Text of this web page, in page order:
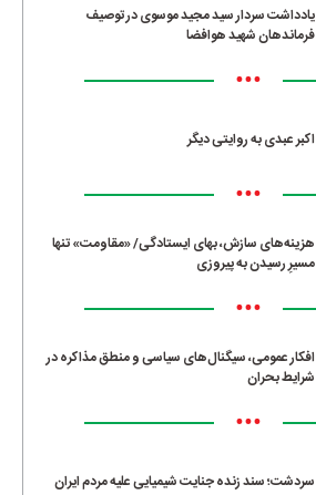
یادداشت سردار سید مجید موسوی در توصیف
فرماندهان شهید هوافضا
•••
اکبر عبدی به روایتی دیگر
•••
هزینه‌های سازش، بهای ایستادگی/ «مقاومت» تنها
مسیرِ رسیدن به پیروزی
•••
افکار عمومی، سیگنال‌های سیاسی و منطق مذاکره در
شرایط بحران
•••
سردشت؛ سند زنده جنایت شیمیایی علیه مردم ایران